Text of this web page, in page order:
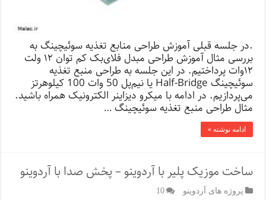
.در جلسه قبلی آموزش طراحی منابع تغذیه سوئیچینگ به
بررسی مثال آموزش طراحی مبدل فلای‌بک کم توان ۱۲ ولت
۱۲‌وات پرداختیم. در این جلسه به طراحی منبع تغذیه
سوئیچینگ Half-Bridge یا نیم‌پل 50 وات 100 کیلوهرتز
می‌پردازیم. در ادامه با میکرو دیزاینر الکترونیک همراه باشید.
مثال طراحی منبع تغذیه سوئیچینگ …
ادامه نوشته »
ساخت موزیک پلیر با آردوینو – پخش صدا با آردوینو
پروژه های آردوینو 10